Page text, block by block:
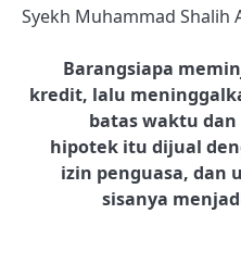
Syekh Muhammad Shalih
Barangsiapa
kredit, lalu
batas waktu
hipotek itu dijual
izin penguasa, dan
sisanya